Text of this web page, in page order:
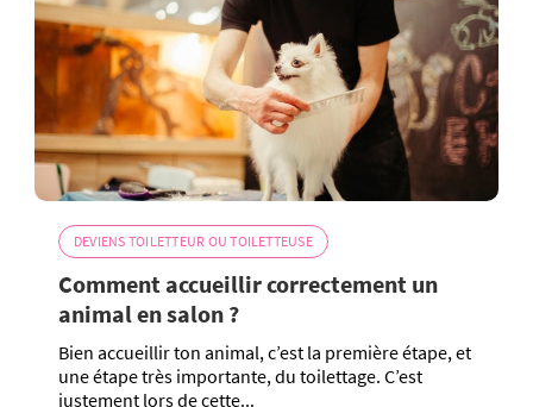
DEVIENS TOILETTEUR OU TOILETTEUSE
Comment accueillir correctement un
animal en salon ?
Bien accueillir ton animal, c’est la première étape, et
une étape très importante, du toilettage. C’est
justement lors de cette...